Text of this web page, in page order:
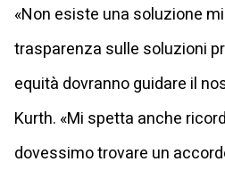
«Non esiste una soluzione
trasparenza sulle soluzioni
equità dovranno guidare il
Kurth. «Mi spetta anche
dovessimo trovare un